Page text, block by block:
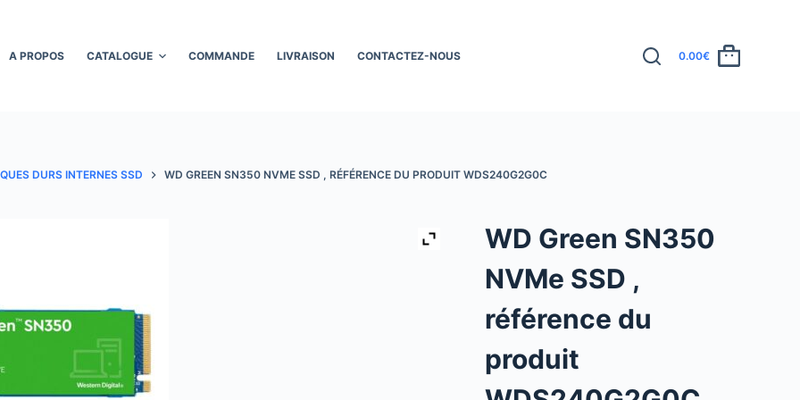
A PROPOS CATALOGUE COMMANDE LIVRAISON CONTACTEZ-NOUS 0.00€
DURS INTERNES SSD WD GREEN SN350 NVME SSD , RÉFÉRENCE DU PRODUIT WDS240G2G0C
WD Green SN350
NVMe SSD ,
référence du
produit